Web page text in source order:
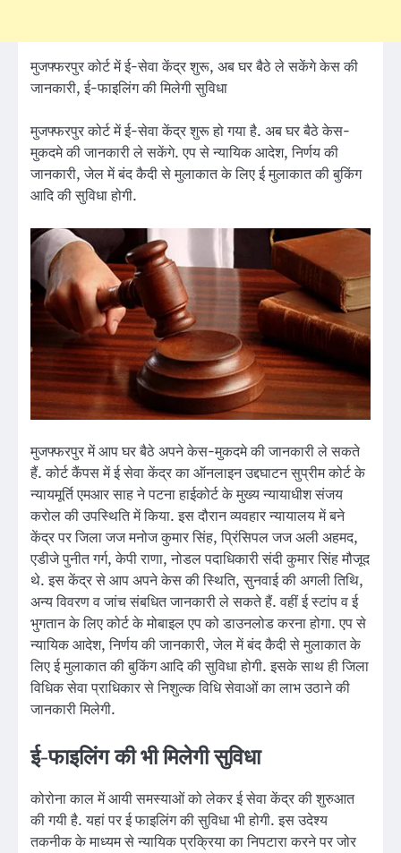
मुजफ्फरपुर कोर्ट में ई-सेवा केंद्र शुरू, अब घर बैठे ले सकेंगे केस की
जानकारी, ई-फाइलिंग की मिलेगी सुविधा
मुजफ्फरपुर कोर्ट में ई-सेवा केंद्र शुरू हो गया है. अब घर बैठे केस-
मुकदमे की जानकारी ले सकेंगे. एप से न्यायिक आदेश, निर्णय की
जानकारी, जेल में बंद कैदी से मुलाकात के लिए ई मुलाकात की बुकिंग
आदि की सुविधा होगी.
मुजफ्फरपुर में आप घर बैठे अपने केस-मुकदमे की जानकारी ले सकते
हैं. कोर्ट कैंपस में ई सेवा केंद्र का ऑनलाइन उद्दघाटन सुप्रीम कोर्ट के
न्यायमूर्ति एमआर साह ने पटना हाईकोर्ट के मुख्य न्यायाधीश संजय
करोल की उपस्थिति में किया. इस दौरान व्यवहार न्यायालय में बने
केंद्र पर जिला जज मनोज कुमार सिंह, प्रिंसिपल जज अली अहमद,
एडीजे पुनीत गर्ग, केपी राणा, नोडल पदाधिकारी संदी कुमार सिंह मौजूद
थे. इस केंद्र से आप अपने केस की स्थिति, सुनवाई की अगली तिथि,
अन्य विवरण व जांच संबधित जानकारी ले सकते हैं. वहीं ई स्टांप व ई
भुगतान के लिए कोर्ट के मोबाइल एप को डाउनलोड करना होगा. एप से
न्यायिक आदेश, निर्णय की जानकारी, जेल में बंद कैदी से मुलाकात के
लिए ई मुलाकात की बुकिंग आदि की सुविधा होगी. इसके साथ ही जिला
विधिक सेवा प्राधिकार से निशुल्क विधि सेवाओं का लाभ उठाने की
जानकारी मिलेगी.
ई-फाइलिंग की भी मिलेगी सुविधा
कोरोना काल में आयी समस्याओं को लेकर ई सेवा केंद्र की शुरुआत
की गयी है. यहां पर ई फाइलिंग की सुविधा भी होगी. इस उदेश्य
तकनीक के माध्यम से न्यायिक प्रक्रिया का निपटारा करने पर जोर